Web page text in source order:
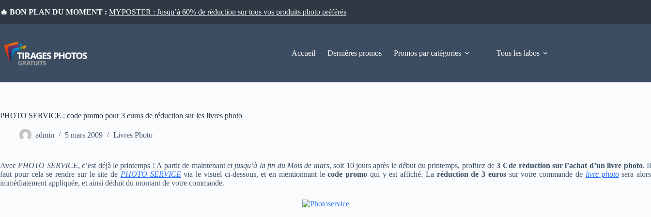
au
🔥 BON PLAN DU MOMENT : MYPOSTER : Jusqu’à 60% de réduction sur tous vos produits photo préférés
Accueil Dernières promos Promos par catégories Tous les labos
PHOTO SERVICE : code promo pour 3 euros de réduction sur les livres photo
admin 5 mars 2009 Livres Photo
Avec PHOTO SERVICE, c’est déjà le printemps ! A partir de maintenant et jusqu’à la fin du Mois de mars, soit 10 jours après le début du printemps, profitez de3 € de réduction sur l’achat d’un livre photo. Il
faut pour cela se rendre sur le site de PHOTO SERVICEvia le visuel ci-dessous, et en mentionnant lecode promo qui y est affiché. La réduction de 3 eurossur votre commande de livre photosera alors
immédiatement appliquée, et ainsi déduit du montant de votre commande.